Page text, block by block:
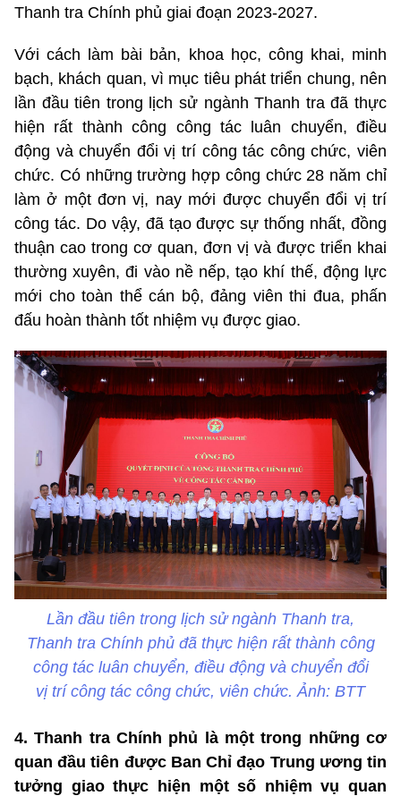
Thanh tra Chính phủ giai đoạn 2023-2027.
Với cách làm bài bản, khoa học, công khai, minh
bạch, khách quan, vì mục tiêu phát triển chung, nên
lần đầu tiên trong lịch sử ngành Thanh tra đã thực
hiện rất thành công công tác luân chuyển, điều
động và chuyển đổi vị trí công tác công chức, viên
chức. Có những trường hợp công chức 28 năm chỉ
làm ở một đơn vị, nay mới được chuyển đổi vị trí
công tác. Do vậy, đã tạo được sự thống nhất, đồng
thuận cao trong cơ quan, đơn vị và được triển khai
thường xuyên, đi vào nề nếp, tạo khí thế, động lực
mới cho toàn thể cán bộ, đảng viên thi đua, phấn
đấu hoàn thành tốt nhiệm vụ được giao.
Lần đầu tiên trong lịch sử ngành Thanh tra,
Thanh tra Chính phủ đã thực hiện rất thành công
công tác luân chuyển, điều động và chuyển đổi
vị trí công tác công chức, viên chức. Ảnh: BTT
4. Thanh tra Chính phủ là một trong những cơ
quan đầu tiên được Ban Chỉ đạo Trung ương tin
tưởng giao thực hiện một số nhiệm vụ quan